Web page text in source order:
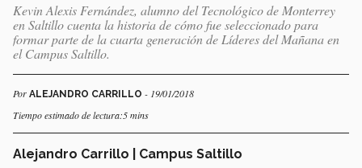
Kevin Alexis Fernández, alumno del Tecnológico de Monterrey
en Saltillo cuenta la historia de cómo fue seleccionado para
formar parte de la cuarta generación de Líderes del Mañana en
el Campus Saltillo.
Por ALEJANDRO CARRILLO - 19/01/2018
Tiempo estimado de lectura:5 mins
Alejandro Carrillo | Campus Saltillo